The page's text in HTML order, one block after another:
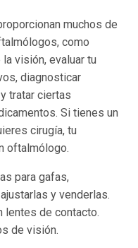
muchos de
como
visión, evaluar tu
diagnosticar
tratar ciertas
Si tienes un
cirugía, tu
oftalmólogo.
para gafas,
y venderlas.
lentes de contacto.
de visión.